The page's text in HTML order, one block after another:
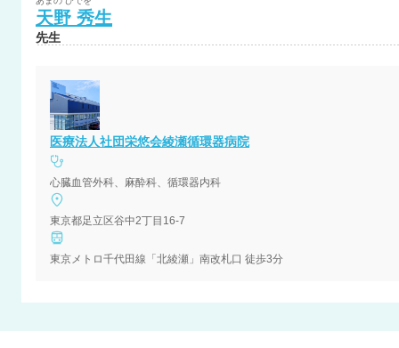
天野 秀生
先生
医療法人社団栄悠会綾瀬循環器病院
心臓血管外科、麻酔科、循環器内科
東京都足立区谷中2丁目16-7
東京メトロ千代田線「北綾瀬」南改札口 徒歩3分